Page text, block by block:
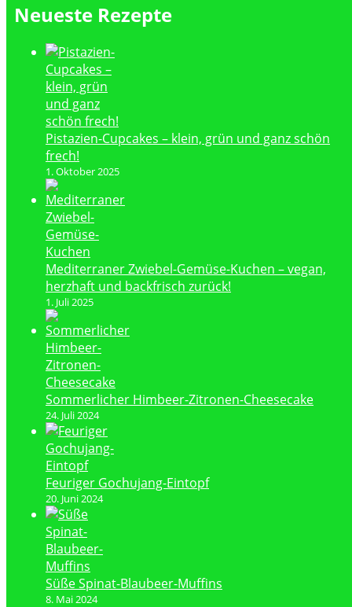
Neueste Rezepte
Pistazien-Cupcakes – klein, grün und ganz schön
frech!
1. Oktober 2025
Mediterraner Zwiebel-Gemüse-Kuchen – vegan,
herzhaft und backfrisch zurück!
1. Juli 2025
Sommerlicher Himbeer-Zitronen-Cheesecake
24. Juli 2024
Feuriger Gochujang-Eintopf
20. Juni 2024
Süße Spinat-Blaubeer-Muffins
8. Mai 2024